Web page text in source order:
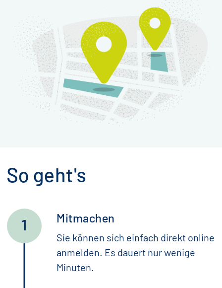
So geht's
Mitmachen
Sie können sich einfach direkt online
anmelden. Es dauert nur wenige
Minuten.